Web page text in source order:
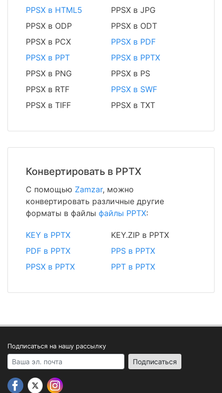
PPSX в HTML5
PPSX в JPG
PPSX в ODP
PPSX в ODT
PPSX в PCX
PPSX в PDF
PPSX в PPT
PPSX в PPTX
PPSX в PNG
PPSX в PS
PPSX в RTF
PPSX в SWF
PPSX в TIFF
PPSX в TXT
Конвертировать в PPTX
С помощью Zamzar, можно
конвертировать различные другие
форматы в файлы файлы PPTX:
KEY в PPTX
KEY.ZIP в PPTX
PDF в PPTX
PPS в PPTX
PPSX в PPTX
PPT в PPTX
Подписаться на нашу рассылку
Your email address Подписаться